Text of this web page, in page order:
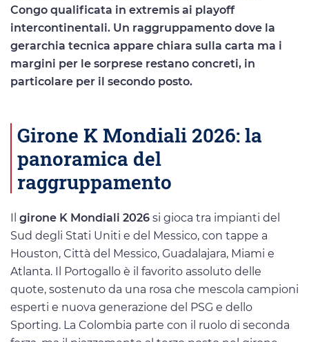
Congo qualificata in extremis ai playoff
intercontinentali. Un raggruppamento dove la
gerarchia tecnica appare chiara sulla carta ma i
margini per le sorprese restano concreti, in
particolare per il secondo posto.
Girone K Mondiali 2026: la
panoramica del
raggruppamento
Il girone K Mondiali 2026 si gioca tra impianti del
Sud degli Stati Uniti e del Messico, con tappe a
Houston, Città del Messico, Guadalajara, Miami e
Atlanta. Il Portogallo è il favorito assoluto delle
quote, sostenuto da una rosa che mescola campioni
esperti e nuova generazione del PSG e dello
Sporting. La Colombia parte con il ruolo di seconda